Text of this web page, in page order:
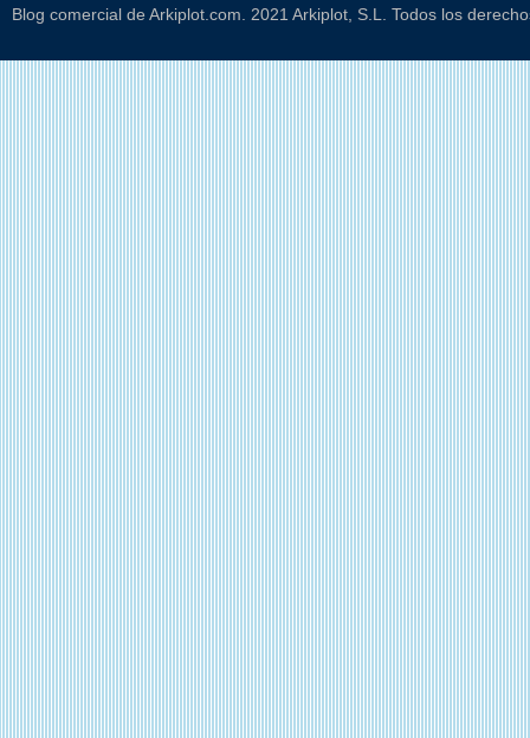
Blog comercial de Arkiplot.com. 2021 Arkiplot, S.L. Todos los